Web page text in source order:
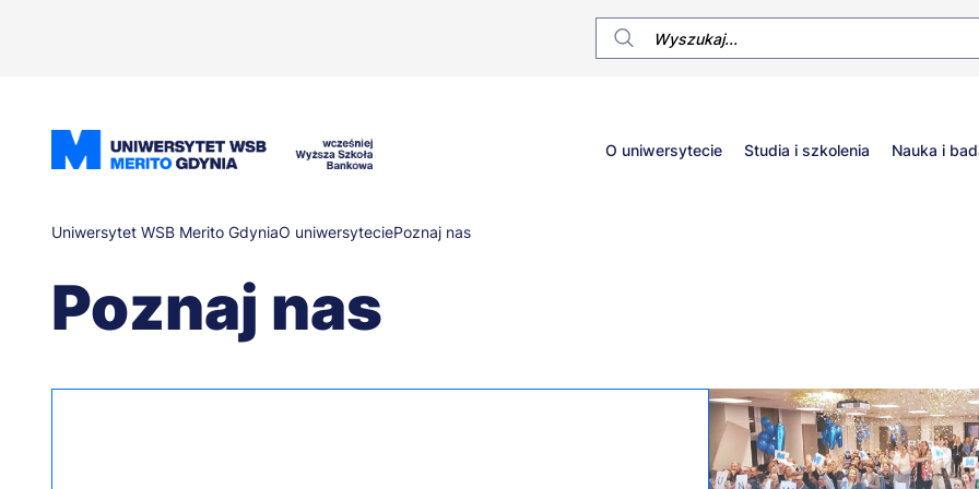
Główne
O uniwersytecie Studia i szkolenia Nauka i
Ścieżka
nawigacyjna
Uniwersytet WSB Merito GdyniaO uniwersyteciePoznaj nas
Poznaj nas